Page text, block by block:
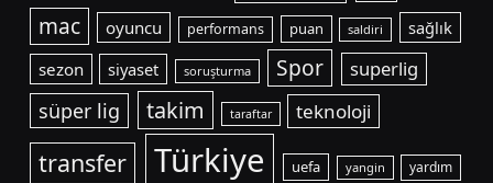
mac
oyuncu performans puan saldiri
sağlık
sezon
siyaset soruşturma Spor superlig
süper lig takim taraftar teknoloji
transfer Türkiye uefa yangin yardım